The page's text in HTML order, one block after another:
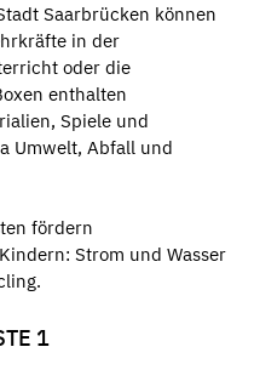
Saarbrücken können
in der
oder die
enthalten
Spiele und
Umwelt, Abfall und
fördern
Strom und Wasser
1